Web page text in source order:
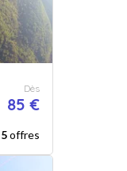
Dès
85 €
5offres